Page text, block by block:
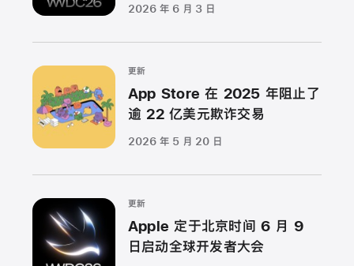
2026 年 6 月 3 日
更新
App Store 在 2025 年阻止了
逾 22 亿美元欺诈交易
2026 年 5 月 20 日
更新
Apple 定于北京时间 6 月 9
日启动全球开发者大会